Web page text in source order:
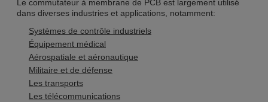
Le commutateur à membrane de PCB est largement utilisé
dans diverses industries et applications, notamment:
Systèmes de contrôle industriels
Équipement médical
Aérospatiale et aéronautique
Militaire et de défense
Les transports
Les télécommunications